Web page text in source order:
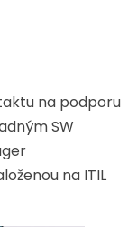
na podporu
SW
na ITIL